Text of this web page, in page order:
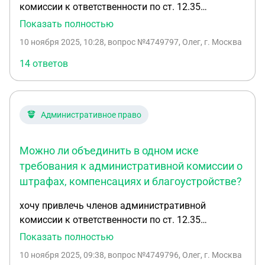
комиссии к ответственности по ст. 12.35
"Незаконное ограничение прав на управление
за того, что присылают незаконные
постановления о парковке на якобы озелененной
территории. Постановление отменено судом 1
инстанции и отменено самой комиссией, но
жалобе отказать). Пока шли разбирательства мне
тому же самому поводу. В иске я хочу: - привлечь
всех членов адм комиссии к ответственности
(штрафу) - отменить все ранее выданные мне
подобные постановления - обязать адм.
комиссию прекратить выписывание данных
штрафов - обязать администрацию выполнить
благоустройство территории (территория в
компенсацию из расчета средней зарплаты в
Показать полностью
10 ноября 2025, 10:28, вопрос №4749797, Олег, г. Москва
14 ответов
Административное право
Можно ли объединить в одном иске
требования к административной комиссии о
штрафах, компенсациях и благоустройстве?
хочу привлечь членов административной
комиссии к ответственности по ст. 12.35
"Незаконное ограничение прав на управление
за того, что присылают незаконные
Показать полностью
10 ноября 2025, 09:38, вопрос №4749796, Олег, г. Москва